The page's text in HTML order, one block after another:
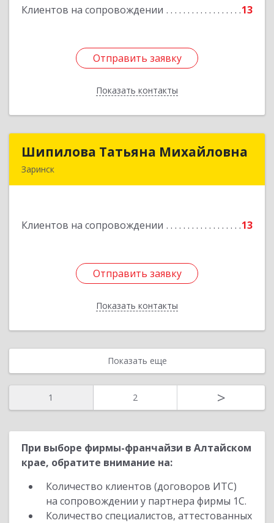
Клиентов на сопровождении 13
Отправить заявку
Показать контакты
Подробнее
Отправить заявку
Назад
Шипилова Татьяна Михайловна
Заринск
Клиентов на сопровождении 13
Отправить заявку
Показать контакты
Шипилова Татьяна Михайловна
Отправить заявку
Назад
Показать еще
1 2 >
При выборе фирмы-франчайзи в Алтайском
крае, обратите внимание на:
Количество клиентов (договоров ИТС)
на сопровождении у партнера фирмы 1С.
Количество специалистов, аттестованных